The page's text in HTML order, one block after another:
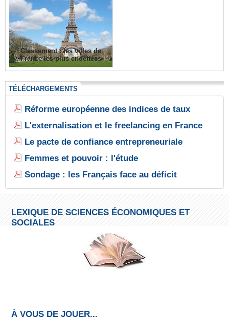
Classement : les villes de
France les plus endettées
TÉLÉCHARGEMENTS
Réforme européenne des indices de taux
L'externalisation et le freelancing en France
Le pacte de confiance entrepreneuriale
Femmes et pouvoir : l'étude
Sondage : les Français face au déficit
LEXIQUE DE SCIENCES ÉCONOMIQUES ET
SOCIALES
À VOUS DE JOUER...